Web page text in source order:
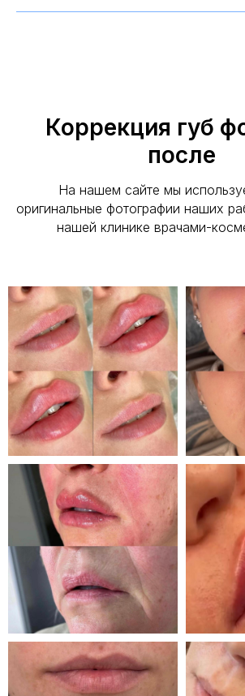
Коррекция губ
после
На нашем сайте мы
оригинальные фотографии наших
нашей клинике врачами-